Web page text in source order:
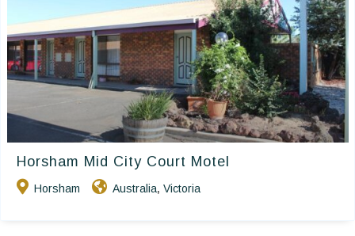
Horsham Mid City Court Motel
Horsham Australia, Victoria